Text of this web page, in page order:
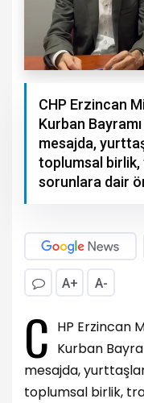
CHP Erzincan
Kurban Bayramı
mesajda,
toplumsal
sorunlara dair
A+ A-
C HP Erzincan
Kurban
mesajda,
toplumsal birlik,